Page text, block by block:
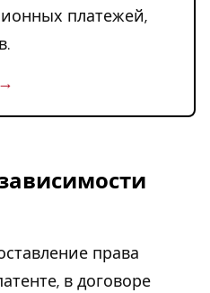
платежей,
права
в договоре